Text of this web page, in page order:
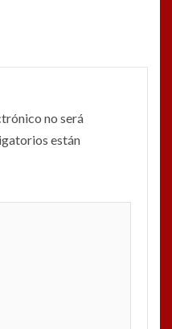
no será
están